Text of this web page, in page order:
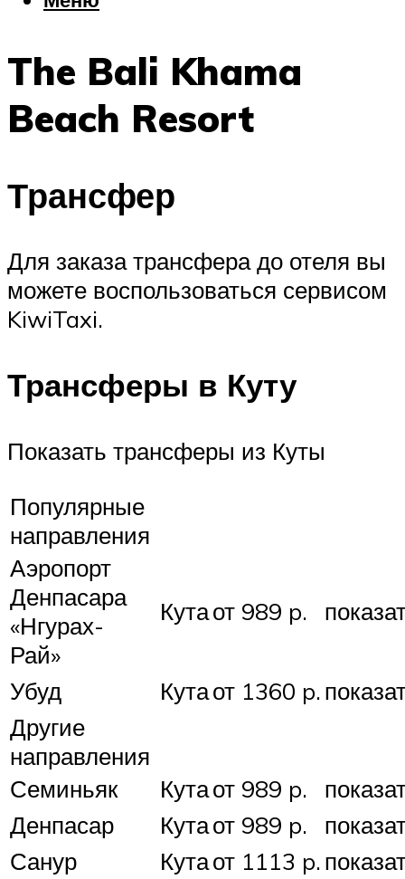
Шоппинг
Что посетить
The Bali Khama
Beach Resort
Трансфер
Для заказа трансфера до отеля вы
можете воспользоваться сервисом
KiwiTaxi.
Трансферы в Куту
Показать трансферы из Куты
Популярные
направления
Аэропорт
Денпасара
«Нгурах-
Рай»
Кутаот 989 p.
Убуд Кутаот 1360 p.
Другие
направления
Семиньяк
Кутаот 989 p.
Денпасар
Кутаот 989 p.
Санур
Кутаот 1113 p.